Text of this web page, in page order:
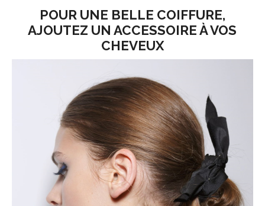
POUR UNE BELLE COIFFURE,
AJOUTEZ UN ACCESSOIRE À VOS
CHEVEUX